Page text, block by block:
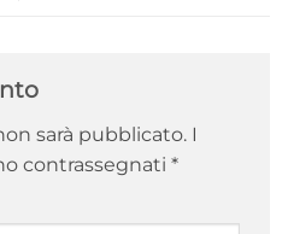
sarà pubblicato. I
contrassegnati *